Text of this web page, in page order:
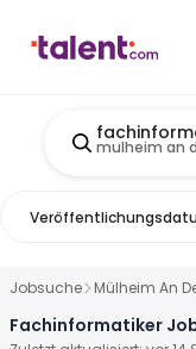
mulheim an
Jobsuche Mülheim An
Fachinformatiker